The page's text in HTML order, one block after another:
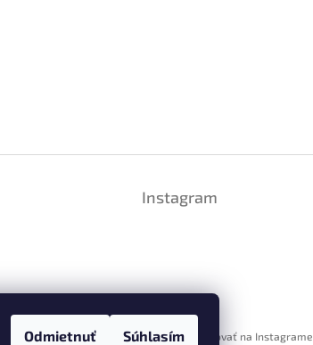
Odmietnuť Súhlasím
Instagram
Sledovať na Instagrame